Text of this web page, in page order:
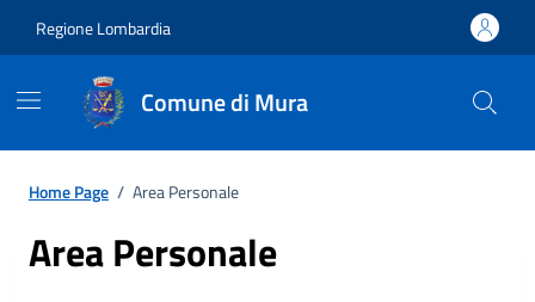
Regione Lombardia
Comune di Mura
Home Page / Area Personale
Area Personale